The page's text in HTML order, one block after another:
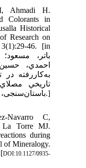
Ahmadi H.
Colorants in
Historical
Research on
46. ‎[in
احمدي،
به‌کاررفته در
تاريخي
Navarro C,
La Torre MJ.
during
of Mineralogy.
DOI:10.1127/0935-